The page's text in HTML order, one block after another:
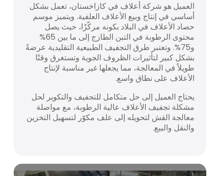
العميل هو شركة أعلاف في كازاخستان، تعمل بشكل
أساسي في إنتاج وبيع الأعلاف العلفية. ويتميز موسم
حصاد الأعلاف في البلاد بكونه مركّزًا، حيث يصل
محتوى الرطوبة في التبن الطازج إلى ما بين 65%
و75%. وتعتبر طرق التجفيف الطبيعية التقليدية عرضةً
بشكل كبير لتأثيرات الظروف الجوية وتستغرق وقتًا
طويلاً في المعالجة، مما يجعلها غير مناسبة لإنتاج
الأعلاف على نطاق واسع.
يحتاج العميل إلى حل متكامل للتجفيف والتكوير لحل
مشكلة تجفيف الأعلاف عالية الرطوبة، مع مواصلة
معالجة القش لتحويله إلى علف مكوّر لتسهيل التخزين
والنقل والبيع.